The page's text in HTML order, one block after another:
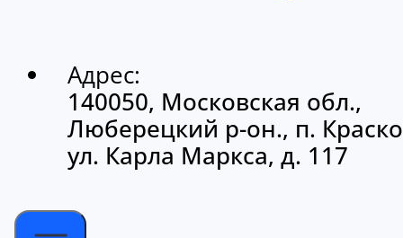
Адрес:
140050, Московская обл.,
Люберецкий р-он., п.
ул. Карла Маркса, д. 117